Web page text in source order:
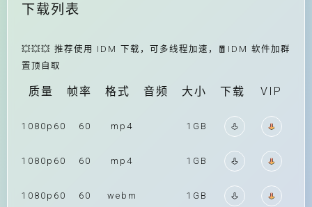
下载列表
💥💥💥 推荐使用 IDM 下载，可多线程加速，🧧IDM 软件加群
置顶自取
质量 帧率 格式 音频 大小 下载 VIP
1080p60 60 mp4 1GB
1080p60 60 mp4 1GB
1080p60 60 webm 1GB